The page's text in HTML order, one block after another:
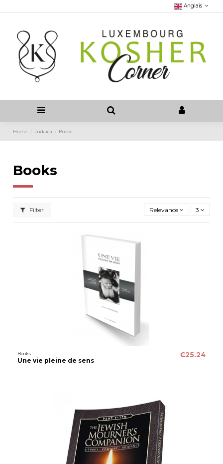
Anglais
Home Judaica Books
Books
Filter Relevance 3
Books
Une vie pleine de sens
€25.24